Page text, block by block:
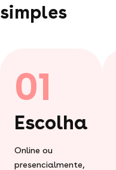
simples
01
Escolha
Online ou
presencialmente,